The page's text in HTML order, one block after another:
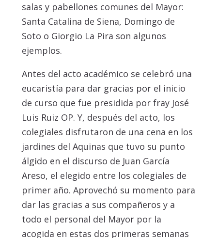
salas y pabellones comunes del Mayor:
Santa Catalina de Siena, Domingo de
Soto o Giorgio La Pira son algunos
ejemplos.
Antes del acto académico se celebró una
eucaristía para dar gracias por el inicio
de curso que fue presidida por fray José
Luis Ruiz OP. Y, después del acto, los
colegiales disfrutaron de una cena en los
jardines del Aquinas que tuvo su punto
álgido en el discurso de Juan García
Areso, el elegido entre los colegiales de
primer año. Aprovechó su momento para
dar las gracias a sus compañeros y a
todo el personal del Mayor por la
acogida en estas dos primeras semanas